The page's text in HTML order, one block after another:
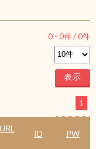
0 - 0件 /0件
1
ID PW